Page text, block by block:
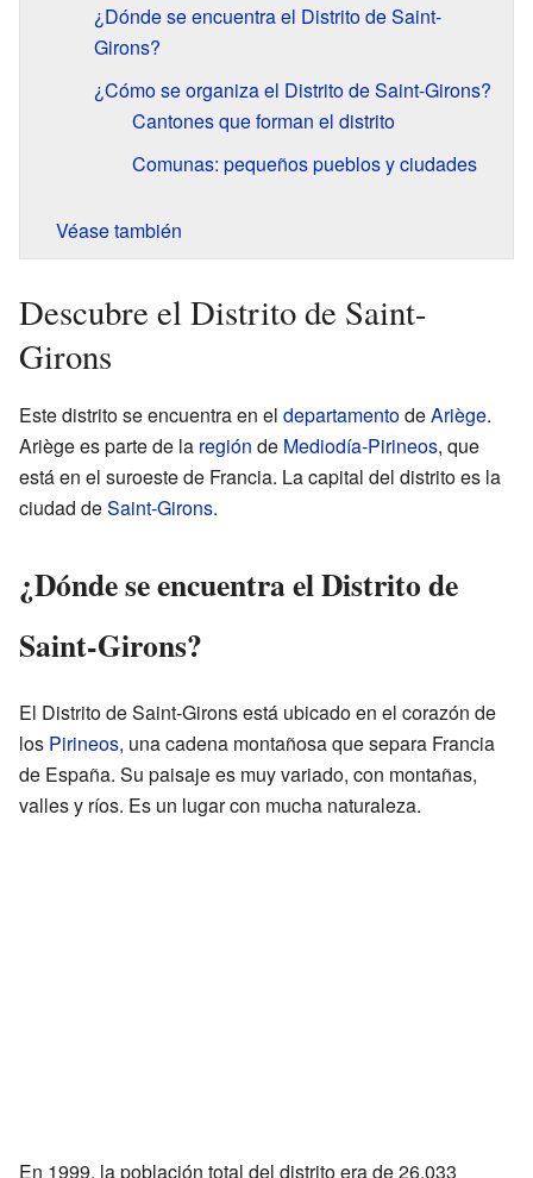
¿Dónde se encuentra el Distrito de Saint-
Girons?
¿Cómo se organiza el Distrito de Saint-Girons?
Cantones que forman el distrito
Comunas: pequeños pueblos y ciudades
Véase también
Descubre el Distrito de Saint-
Girons
Este distrito se encuentra en el departamentodeAriège.
Ariège es parte de la región de Mediodía-Pirineos, que
está en el suroeste de Francia. La capital del distrito es la
ciudad deSaint-Girons.
¿Dónde se encuentra el Distrito de
Saint-Girons?
El Distrito de Saint-Girons está ubicado en el corazón de
los Pirineos, una cadena montañosa que separa Francia
de España. Su paisaje es muy variado, con montañas,
valles y ríos. Es un lugar con mucha naturaleza.
En 1999, la población total del distrito era de 26.033